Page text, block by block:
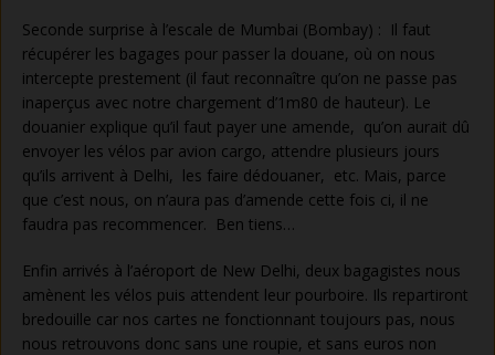
Seconde surprise à l’escale de Mumbai (Bombay) : Il faut
récupérer les bagages pour passer la douane, où on nous
intercepte prestement (il faut reconnaître qu’on ne passe pas
inaperçus avec notre chargement d’1m80 de hauteur). Le
douanier explique qu’il faut payer une amende, qu’on aurait dû
envoyer les vélos par avion cargo, attendre plusieurs jours
qu’ils arrivent à Delhi, les faire dédouaner, etc. Mais, parce
que c’est nous, on n’aura pas d’amende cette fois ci, il ne
faudra pas recommencer. Ben tiens…
Enfin arrivés à l’aéroport de New Delhi, deux bagagistes nous
amènent les vélos puis attendent leur pourboire. Ils repartiront
bredouille car nos cartes ne fonctionnant toujours pas, nous
nous retrouvons donc sans une roupie, et sans euros non